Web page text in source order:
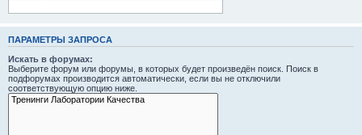
ПАРАМЕТРЫ ЗАПРОСА
Искать в форумах:
Выберите форум или форумы, в которых будет произведён поиск. Поиск в
подфорумах производится автоматически, если вы не отключили
соответствующую опцию ниже.